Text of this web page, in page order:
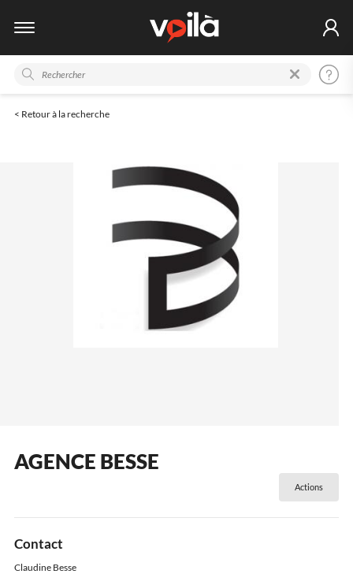
< Retour à la recherche
AGENCE BESSE
Actions
Contact
Claudine Besse